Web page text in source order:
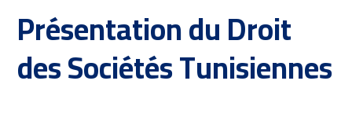
Présentation du Droit
des Sociétés Tunisiennes